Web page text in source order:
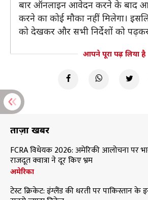
बार ऑनलाइन आवेदन करने के बाद
करने का कोई मौका नहीं मिलेगा।
को देखकर और सभी निर्देशों को
आपने पूरा पढ़ लिया है
ताज़ा खबरें
FCRA विधेयक 2026: अमेरिकी आलोचना पर
राजदूत क्वात्रा ने दूर किए भ्रम
अमेरिका
टेस्ट क्रिकेट: इंग्लैंड की धरती पर पाकिस्तान के